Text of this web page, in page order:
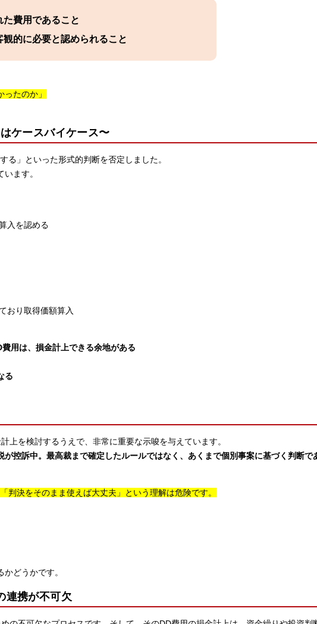
費用であること
的に必要と認められること
たのか」
ケースバイケース〜
る」といった形式的判断を否定しました。
ます。
入を認める
おり取得価額算入
用は、損金計上できる余地がある
る
上を検討するうえで、非常に重要な示唆を与えています。
控訴中。最高裁まで確定したルールではなく、あくまで個別事案に基づく判断で
判決をそのまま使えば大丈夫」という理解は危険です。
どうかです。
連携が不可欠